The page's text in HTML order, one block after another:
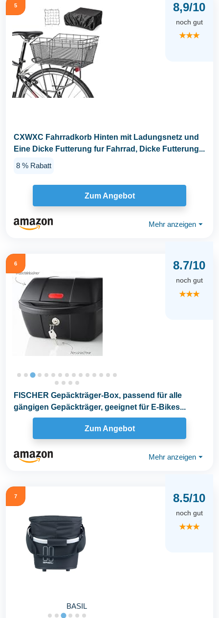
5 8,9/10
noch gut
★★★
CXWXC Fahrradkorb Hinten mit Ladungsnetz und
Eine Dicke Futterung fur Fahrrad, Dicke Futterung...
8 % Rabatt
Zum Angebot
Mehr anzeigen ⏷
6 8.7/10
noch gut
★★★
FISCHER Gepäckträger-Box, passend für alle
gängigen Gepäckträger, geeignet für E-Bikes...
Zum Angebot
Mehr anzeigen ⏷
7
BASIL
8.5/10
noch gut
★★★